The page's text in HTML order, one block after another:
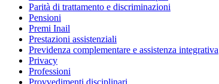
Parità di trattamento e discriminazioni
Pensioni
Premi Inail
Prestazioni assistenziali
Previdenza complementare e assistenza integrativa
Privacy
Professioni